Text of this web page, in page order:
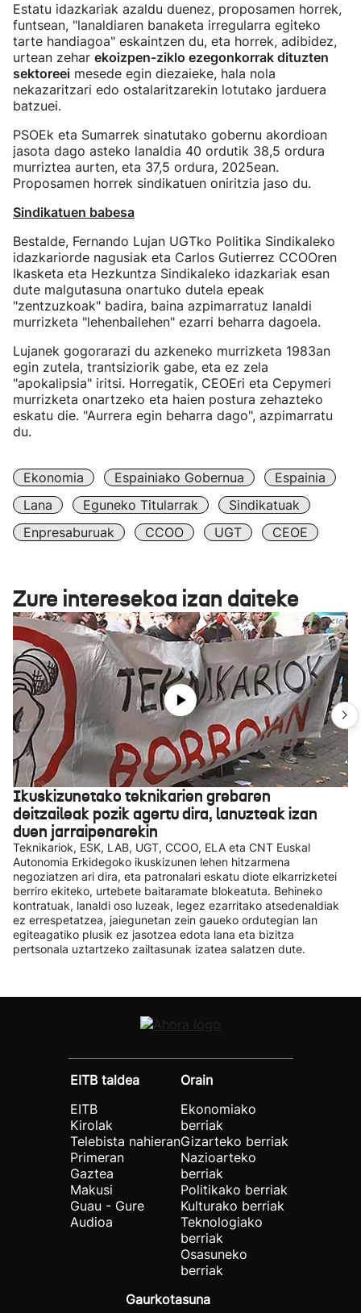
Estatu idazkariak azaldu duenez, proposamen horrek,
funtsean, "lanaldiaren banaketa irregularra egiteko
tarte handiagoa" eskaintzen du, eta horrek, adibidez,
urtean zehar ekoizpen-ziklo ezegonkorrak dituzten
sektoreei mesede egin diezaieke, hala nola
nekazaritzari edo ostalaritzarekin lotutako jarduera
batzuei.
PSOEk eta Sumarrek sinatutako gobernu akordioan
jasota dago asteko lanaldia 40 ordutik 38,5 ordura
murriztea aurten, eta 37,5 ordura, 2025ean.
Proposamen horrek sindikatuen oniritzia jaso du.
Sindikatuen babesa
Bestalde, Fernando Lujan UGTko Politika Sindikaleko
idazkariorde nagusiak eta Carlos Gutierrez CCOOren
Ikasketa eta Hezkuntza Sindikaleko idazkariak esan
dute malgutasuna onartuko dutela epeak
"zentzuzkoak" badira, baina azpimarratuz lanaldi
murrizketa "lehenbailehen" ezarri beharra dagoela.
Lujanek gogorarazi du azkeneko murrizketa 1983an
egin zutela, trantsiziorik gabe, eta ez zela
"apokalipsia" iritsi. Horregatik, CEOEri eta Cepymeri
murrizketa onartzeko eta haien postura zehazteko
eskatu die. "Aurrera egin beharra dago", azpimarratu
du.
Ekonomia Espainiako Gobernua
Espainia
Lana
Eguneko Titularrak
Sindikatuak
Enpresaburuak
CCOO UGT CEOE
Zure interesekoa izan daiteke
Ikuskizunetako teknikarien grebaren
deitzaileak pozik agertu dira, lanuzteak izan
duen jarraipenarekin
Teknikariok, ESK, LAB, UGT, CCOO, ELA eta CNT Euskal
Autonomia Erkidegoko ikuskizunen lehen hitzarmena
negoziatzen ari dira, eta patronalari eskatu diote elkarrizketei
berriro ekiteko, urtebete baitaramate blokeatuta. Behineko
kontratuak, lanaldi oso luzeak, legez ezarritako atsedenaldiak
ez errespetatzea, jaiegunetan zein gaueko ordutegian lan
egiteagatiko plusik ez jasotzea edota lana eta bizitza
pertsonala uztartzeko zailtasunak izatea salatzen dute.
EITB taldea
EITB
Kirolak
Telebista nahieran
Primeran
Gaztea
Makusi
Guau - Gure
Audioa
Orain
Ekonomiako
berriak
Gizarteko berriak
Nazioarteko
berriak
Politikako berriak
Kulturako berriak
Teknologiako
berriak
Osasuneko
berriak
Gaurkotasuna